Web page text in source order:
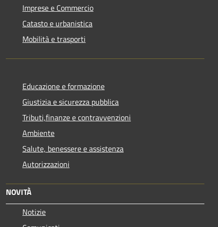
Imprese e Commercio
Catasto e urbanistica
Mobilità e trasporti
Educazione e formazione
Giustizia e sicurezza pubblica
Tributi,finanze e contravvenzioni
Ambiente
Salute, benessere e assistenza
Autorizzazioni
NOVITÀ
Notizie